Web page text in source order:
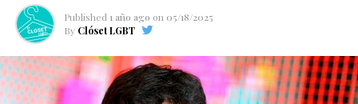
Published 1 año ago on 05/18/2025
By Clóset LGBT